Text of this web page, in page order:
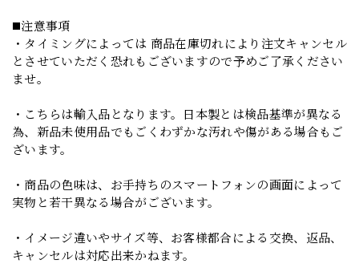
◼️注意事項
・タイミングによっては 商品在庫切れにより注文キャンセル
とさせていただく恐れもございますので予めご了承ください
ませ。
・こちらは輸入品となります。日本製とは検品基準が異なる
為、新品未使用品でもごくわずかな汚れや傷がある場合もご
ざいます。
・商品の色味は、お手持ちのスマートフォンの画面によって
実物と若干異なる場合がございます。
・イメージ違いやサイズ等、お客様都合による交換、返品、
キャンセルは対応出来かねます。